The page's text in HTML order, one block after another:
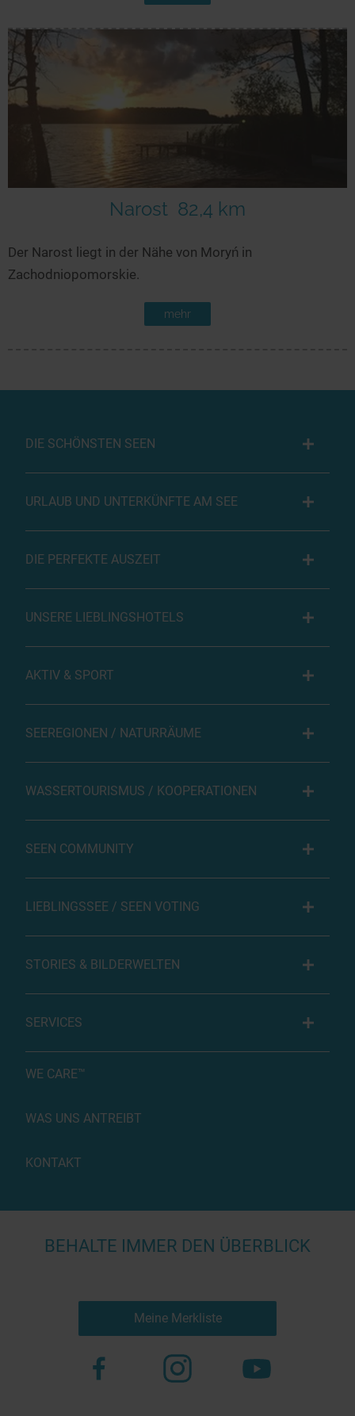
Narost 82,4 km
Der Narost liegt in der Nähe von Moryń in
Zachodniopomorskie.
mehr
DIE SCHÖNSTEN SEEN
URLAUB UND UNTERKÜNFTE AM SEE
DIE PERFEKTE AUSZEIT
UNSERE LIEBLINGSHOTELS
AKTIV & SPORT
SEEREGIONEN / NATURRÄUME
WASSERTOURISMUS / KOOPERATIONEN
SEEN COMMUNITY
LIEBLINGSSEE / SEEN VOTING
STORIES & BILDERWELTEN
SERVICES
WE CARE™
WAS UNS ANTREIBT
KONTAKT
BEHALTE IMMER DEN ÜBERBLICK
Meine Merkliste